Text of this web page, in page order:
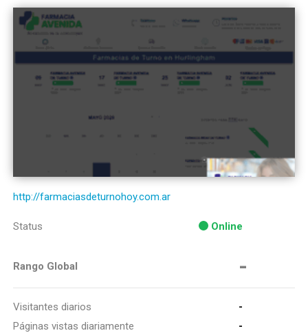
http://farmaciasdeturnohoy.com.ar
Status Online
Rango Global -
Visitantes diarios
-
Páginas vistas diariamente
-